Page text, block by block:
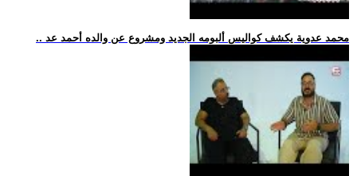
.. محمد عدوية يكشف كواليس ألبومه الجديد ومشروع عن والده أحمد عد